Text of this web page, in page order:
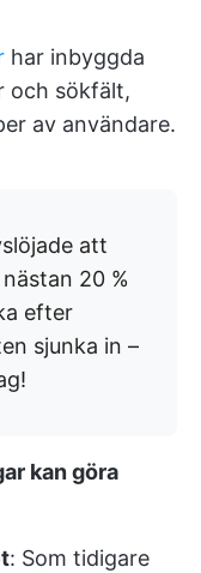
har inbyggda
och sökfält,
av användare.
att
20 %
efter
sjunka in –
kan göra
: Som tidigare